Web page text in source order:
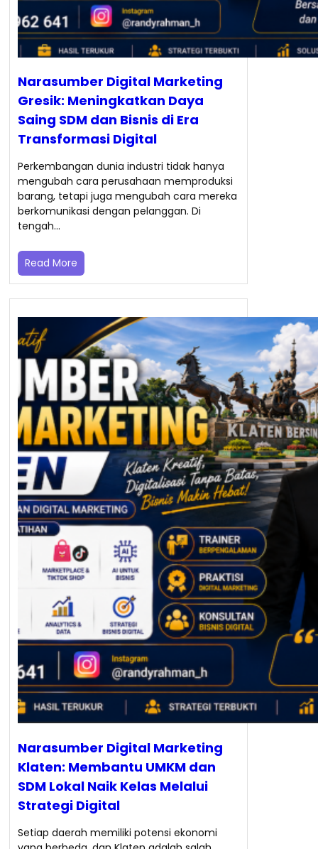
Narasumber Digital Marketing
Gresik: Meningkatkan Daya
Saing SDM dan Bisnis di Era
Transformasi Digital
Perkembangan dunia industri tidak hanya
mengubah cara perusahaan memproduksi
barang, tetapi juga mengubah cara mereka
berkomunikasi dengan pelanggan. Di
tengah…
Read More
Narasumber Digital Marketing
Klaten: Membantu UMKM dan
SDM Lokal Naik Kelas Melalui
Strategi Digital
Setiap daerah memiliki potensi ekonomi